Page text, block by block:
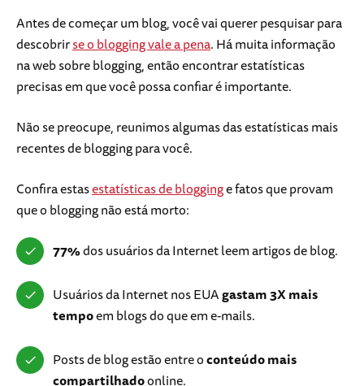
Antes de começar um blog, você vai querer pesquisar para
descobrirse o blogging vale a pena. Há muita informação
na web sobre blogging, então encontrar estatísticas
precisas em que você possa confiar é importante.
Não se preocupe, reunimos algumas das estatísticas mais
recentes de blogging para você.
Confira estasestatísticas de blogginge fatos que provam
que o blogging não está morto:
77%dos usuários da Internet leem artigos de blog.
Usuários da Internet nos EUAgastam 3X mais
tempoem blogs do que em e-mails.
Posts de blog estão entre oconteúdo mais
compartilhadoonline.